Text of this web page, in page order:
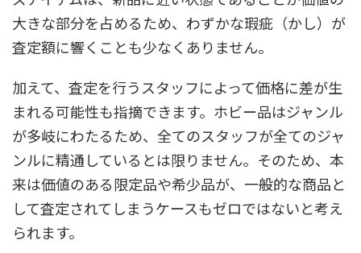
大きな部分を占めるため、わずかな瑕疵（かし）が
査定額に響くことも少なくありません。
加えて、査定を行うスタッフによって価格に差が生
まれる可能性も指摘できます。ホビー品はジャンル
が多岐にわたるため、全てのスタッフが全てのジャ
ンルに精通しているとは限りません。そのため、本
来は価値のある限定品や希少品が、一般的な商品と
して査定されてしまうケースもゼロではないと考え
られます。